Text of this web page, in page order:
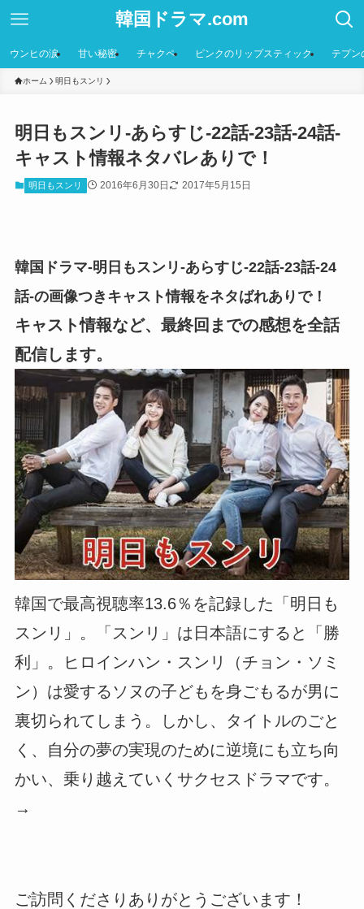
韓国ドラマ.com
ウンヒの涙 甘い秘密 チャクペ ピンクのリップスティック テプン
ホーム 明日もスンリ
明日もスンリ-あらすじ-22話-23話-24話-
キャスト情報ネタバレありで！
明日もスンリ 2016年6月30日 2017年5月15日
韓国ドラマ-明日もスンリ-あらすじ-22話-23話-24
話-の画像つきキャスト情報をネタばれありで！
キャスト情報など、最終回までの感想を全話
配信します。
韓国で最高視聴率13.6％を記録した「明日も
スンリ」。「スンリ」は日本語にすると「勝
利」。ヒロインハン・スンリ（チョン・ソミ
ン）は愛するソヌの子どもを身ごもるが男に
裏切られてしまう。しかし、タイトルのごと
く、自分の夢の実現のために逆境にも立ち向
かい、乗り越えていくサクセスドラマです。
→
ご訪問くださりありがとうございます！